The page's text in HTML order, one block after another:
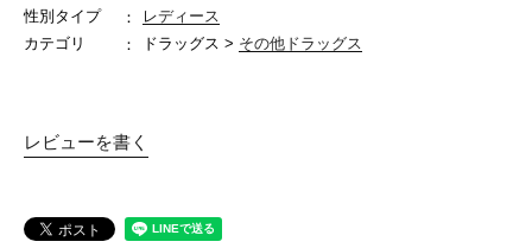
性別タイプ
レディース
カテゴリ
ドラッグス > その他ドラッグス
レビューを書く